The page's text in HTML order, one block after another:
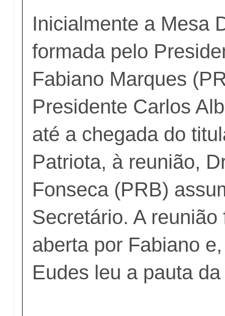
Inicialmente a Mesa
formada pelo
Fabiano Marques
Presidente Carlos
até a chegada do
Patriota, à reunião,
Fonseca (PRB)
Secretário. A
aberta por Fabiano
Eudes leu a pauta